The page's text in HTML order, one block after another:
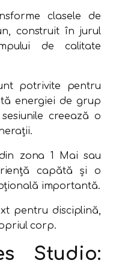
clasele de
construit în jurul
de calitate
potrivite pentru
energiei de grup
creează o
zona 1 Mai sau
capătă și o
importantă.
pentru disciplină,
corp.
Studio: